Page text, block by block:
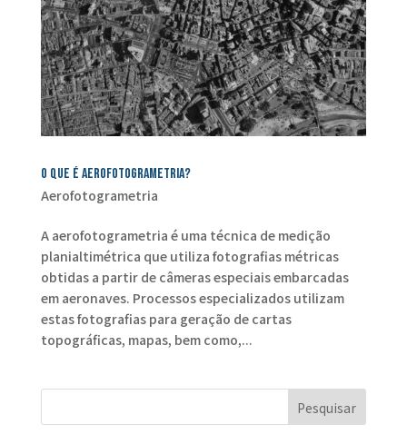
O que é aerofotogrametria?
Aerofotogrametria
A aerofotogrametria é uma técnica de medição
planialtimétrica que utiliza fotografias métricas
obtidas a partir de câmeras especiais embarcadas
em aeronaves. Processos especializados utilizam
estas fotografias para geração de cartas
topográficas, mapas, bem como,...